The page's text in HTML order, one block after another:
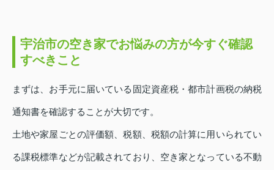
宇治市の空き家でお悩みの方が今すぐ確認
すべきこと
まずは、お手元に届いている固定資産税・都市計画税の納税
通知書を確認することが大切です。
土地や家屋ごとの評価額、税額、税額の計算に用いられてい
る課税標準などが記載されており、空き家となっている不動